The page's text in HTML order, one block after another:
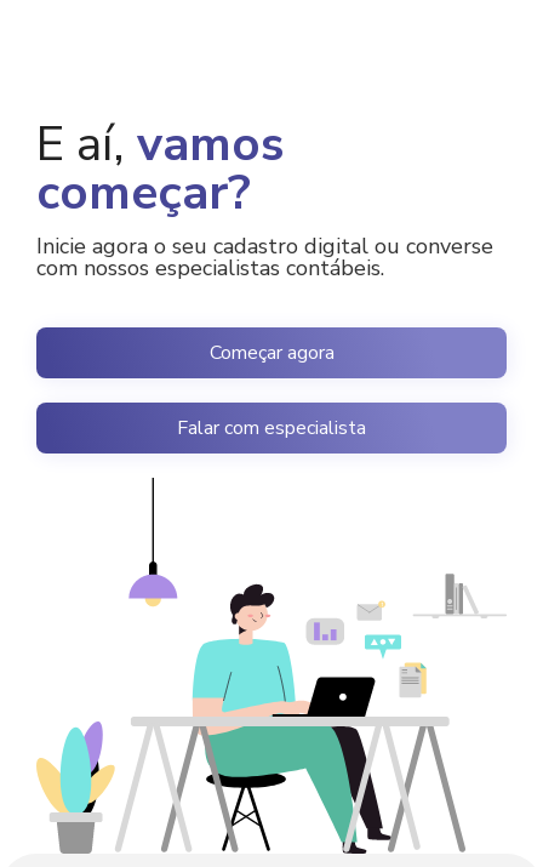
E aí, vamos
começar?
Inicie agora o seu cadastro digital ou converse
com nossos especialistas contábeis.
Começar agora
Falar com especialista